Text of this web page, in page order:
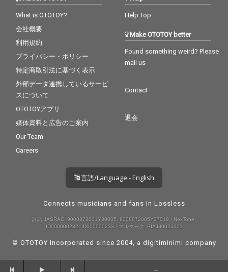
What is OTOTOY?
会社概要
利用規約
プライバシー・ポリシー
特定商取引法に基づく表示
外部データ連携しているサービ
スについて
OTOTOYアプリ
媒体資料と広告のご案内
Our Team
Careers
Help Top
Make OTOTOY better
Found something weird? Please
mail us
Contact
退会
言語/Language - English
Connects musicians and fans in Lossless
許諾 JASRAC: 9008872001Y30005, 9008872005Y37019 / NexTone:
ID000000232, ID000000233 / エルマーク: RIAJ80023001
© OTOTOY Incorporated since 2004, a digitiminimi company
--